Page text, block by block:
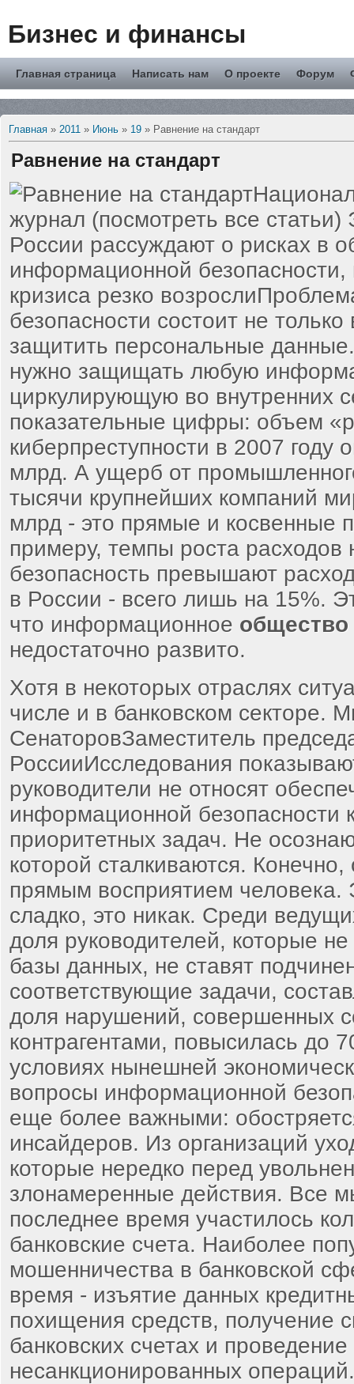
Бизнес и финансы
Главная страница Написать нам О проекте Форум
Главная » 2011 » Июнь » 19 » Равнение на стандарт
Равнение на стандарт
журнал (посмотреть все статьи)
России рассуждают о рисках в
информационной безопасности,
кризиса резко
безопасности состоит не
защитить персональные
нужно защищать любую
циркулирующую во внутренних
показательные цифры: объем
киберпреступности в 2007 году
млрд. А ущерб от
тысячи крупнейших компаний
млрд - это прямые и косвенные
примеру, темпы роста
безопасность превышают
в России - всего лишь на 15%.
что информационное общество
недостаточно развито.
Хотя в некоторых отраслях
числе и в банковском секторе.
СенаторовЗаместитель
РоссииИсследования
руководители не относят
информационной безопасности
приоритетных задач. Не
которой сталкиваются.
прямым восприятием человека.
сладко, это никак. Среди
доля руководителей, которые
базы данных, не ставят
соответствующие задачи,
доля нарушений, совершенных
контрагентами, повысилась до
условиях нынешней
вопросы информационной
еще более важными:
инсайдеров. Из организаций
которые нередко перед
злонамеренные действия. Все
последнее время участилось
банковские счета. Наиболее
мошенничества в банковской
время - изъятие данных
похищения средств, получение
банковских счетах и
несанкционированных операций.